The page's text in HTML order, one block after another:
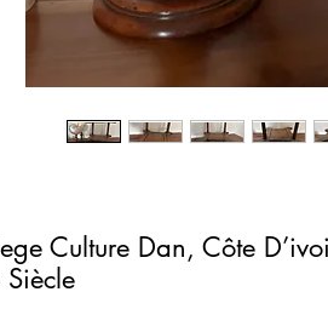
Culture Dan, Côte
Siècle